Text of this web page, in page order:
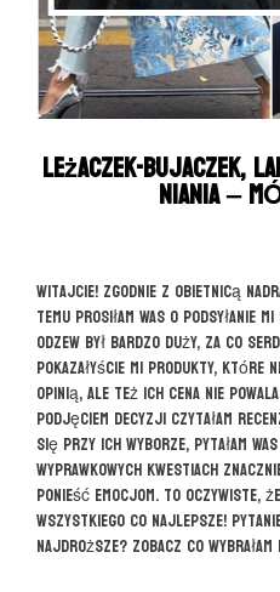
Sprawdź
Leżaczek-bujaczek,
niania –
Witajcie! Zgodnie z obietnicą
temu prosiłam Was o podsyłanie
odzew był bardzo duży, za co
Pokazałyście mi produkty,
opinią, ale też ich cena nie
podjęciem decyzji czytałam
się przy ich wyborze, pytałam
wyprawkowych kwestiach
ponieść emocjom. To oczywiste,
wszystkiego co najlepsze!
najdroższe? Zobacz co wybrałam